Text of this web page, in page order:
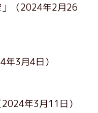
（2024年2月26
年3月4日）
2024年3月11日）